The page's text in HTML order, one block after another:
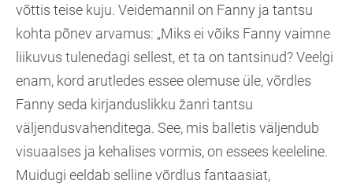
võttis teise kuju. Veidemannil on Fanny ja tantsu
kohta põnev arvamus: „Miks ei võiks Fanny vaimne
liikuvus tulenedagi sellest, et ta on tantsinud? Veelgi
enam, kord arutledes essee olemuse üle, võrdles
Fanny seda kirjanduslikku žanri tantsu
väljendusvahenditega. See, mis balletis väljendub
visuaalses ja kehalises vormis, on essees keeleline.
Muidugi eeldab selline võrdlus fantaasiat,